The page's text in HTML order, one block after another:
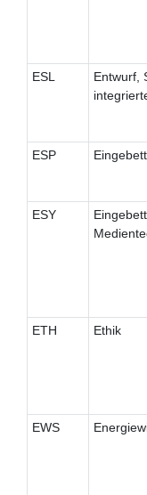
ESL
Entwurf,
ESP
ESY
ETH Ethik
EWS